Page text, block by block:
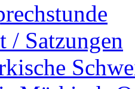
/ Satzungen